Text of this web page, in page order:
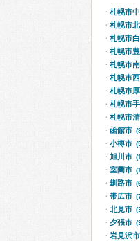
札幌市
札幌市
札幌市
札幌市
札幌市
札幌市
札幌市
札幌市
札幌市
函館市
小樽市
旭川市
室蘭市
釧路市
帯広市
北見市
夕張市
岩見沢市